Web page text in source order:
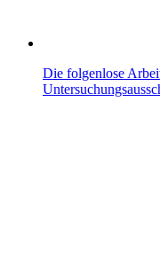
Die folgenlose